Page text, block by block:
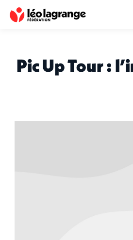
Pic Up Tour :